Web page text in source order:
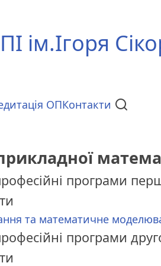
ім.Ігоря
ОПКонтакти
програми
та математичне
програми